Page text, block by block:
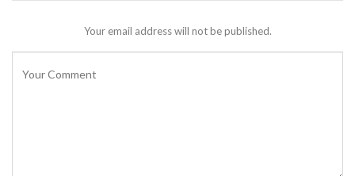
Your email address will not be published.